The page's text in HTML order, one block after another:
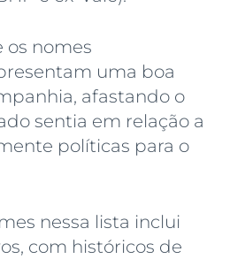
os nomes
uma boa
afastando o
sentia em relação a
políticas para o
nessa lista inclui
com históricos de